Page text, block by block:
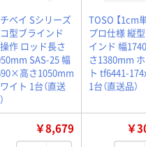
ベイ Sシリーズ
型ブラインド
作 ロッド長さ
SAS-25 幅
高さ1050mm
イト 1台（直送
TOSO 【1cm
プロ仕様 縦
インド 幅
さ1380mm
ト tf6441-
1台（直送品）
￥8,679 ￥